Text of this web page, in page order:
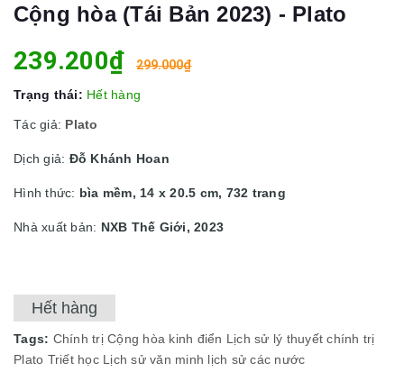
Cộng hòa (Tái Bản 2023) - Plato
239.200₫ 299.000₫
Trạng thái: Hết hàng
Tác giả: Plato
Dịch giả: Đỗ Khánh Hoan
Hình thức: bìa mềm, 14 x 20.5 cm, 732 trang
Nhà xuất bản: NXB Thế Giới, 2023
Hết hàng
Tags: Chính trị Cộng hòa kinh điển Lịch sử lý thuyết chính trị
Plato Triết học Lịch sử văn minh lịch sử các nước